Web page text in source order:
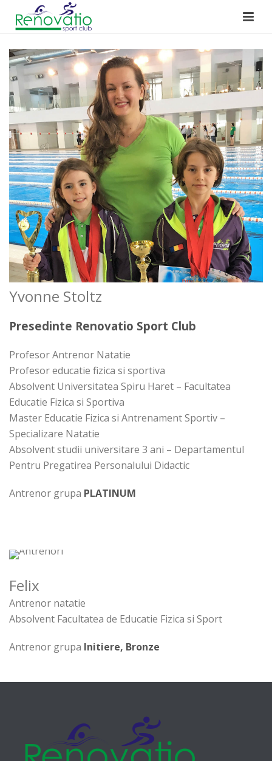
Yvonne Stoltz
Presedinte Renovatio Sport Club
Profesor Antrenor Natatie
Profesor educatie fizica si sportiva
Absolvent Universitatea Spiru Haret – Facultatea
Educatie Fizica si Sportiva
Master Educatie Fizica si Antrenament Sportiv –
Specializare Natatie
Absolvent studii universitare 3 ani – Departamentul
Pentru Pregatirea Personalului Didactic
Antrenor grupa PLATINUM
Felix
Antrenor natatie
Absolvent Facultatea de Educatie Fizica si Sport
Antrenor grupa Initiere, Bronze